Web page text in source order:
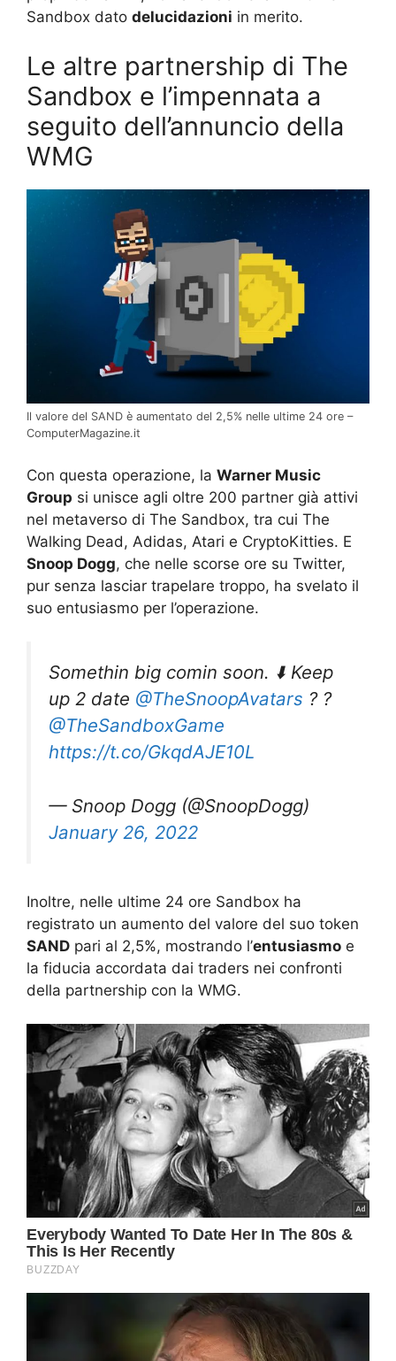
Sandbox dato delucidazioni in merito.
Le altre partnership di The
Sandbox e l’impennata a
seguito dell’annuncio della
WMG
Il valore del SAND è aumentato del 2,5% nelle ultime 24 ore –
ComputerMagazine.it
Con questa operazione, la Warner Music
Group si unisce agli oltre 200 partner già attivi
nel metaverso di The Sandbox, tra cui The
Walking Dead, Adidas, Atari e CryptoKitties. E
Snoop Dogg, che nelle scorse ore su Twitter,
pur senza lasciar trapelare troppo, ha svelato il
suo entusiasmo per l’operazione.
Somethin big comin soon. ⬇️ Keep
up 2 date @TheSnoopAvatars ? ?
@TheSandboxGame
https://t.co/GkqdAJE10L
— Snoop Dogg (@SnoopDogg)
January 26, 2022
Inoltre, nelle ultime 24 ore Sandbox ha
registrato un aumento del valore del suo token
SAND pari al 2,5%, mostrando l’entusiasmo e
la fiducia accordata dai traders nei confronti
della partnership con la WMG.